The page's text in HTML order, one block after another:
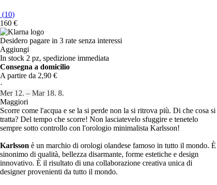
(10)
160 €
Desidero pagare in 3 rate senza interessi
Aggiungi
In stock 2 pz, spedizione immediata
Consegna a domicilio
A partire da 2,90 €
·
Mer 12. – Mar 18. 8.
Maggiori
Scorre come l'acqua e se la si perde non la si ritrova più. Di che cosa si
tratta? Del tempo che scorre! Non lasciatevelo sfuggire e tenetelo
sempre sotto controllo con l'orologio minimalista Karlsson!
Karlsson è un marchio di orologi olandese famoso in tutto il mondo. È
sinonimo di qualità, bellezza disarmante, forme estetiche e design
innovativo. È il risultato di una collaborazione creativa unica di
designer provenienti da tutto il mondo.